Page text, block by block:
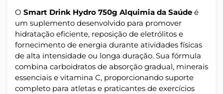
O Smart Drink Hydro 750g Alquimia da Saúde é
um suplemento desenvolvido para promover
hidratação eficiente, reposição de eletrólitos e
fornecimento de energia durante atividades físicas
de alta intensidade ou longa duração. Sua fórmula
combina carboidratos de absorção gradual, minerais
essenciais e vitamina C, proporcionando suporte
completo para atletas e praticantes de exercícios